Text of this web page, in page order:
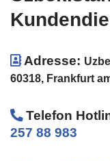
Adresse:
60318, Frankfurt
Telefon
257 88 983